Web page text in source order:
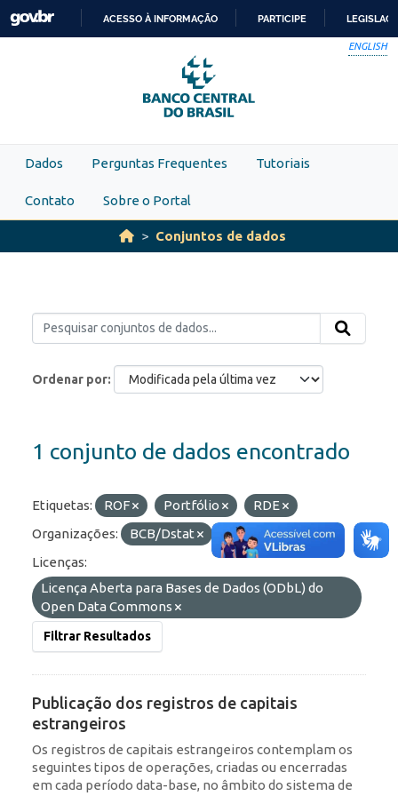
Skip to main content
PARA
O
CONTEÚDO
ACESSO À INFORMAÇÃO PARTICIPE
ENGLISH
Dados Perguntas Frequentes Tutoriais
Contato Sobre o Portal
Conjuntos de dados
Ordenar por
1 conjunto de dados encontrado
Etiquetas: ROF Portfólio
RDE
Organizações:
BCB/Dstat Formatos:
JSON
Licenças:
Licença Aberta para Bases de Dados (ODbL) do
Open Data Commons
Filtrar Resultados
Publicação dos registros de capitais
estrangeiros
Os registros de capitais estrangeiros contemplam os
seguintes tipos de operações, criadas ou encerradas
em cada período data-base, no âmbito do sistema de